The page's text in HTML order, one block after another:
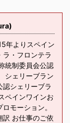
年よりスペイン
ラ・フロンテラ
統制委員会公認
シェリーブラン
シェリーブラ
ペインワインお
モーション。
訳 お仕事のご依